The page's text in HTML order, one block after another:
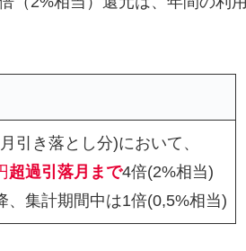
引き落とし分)において、
超過引落月まで4倍(2%相当)
、集計期間中は1倍(0,5%相当)